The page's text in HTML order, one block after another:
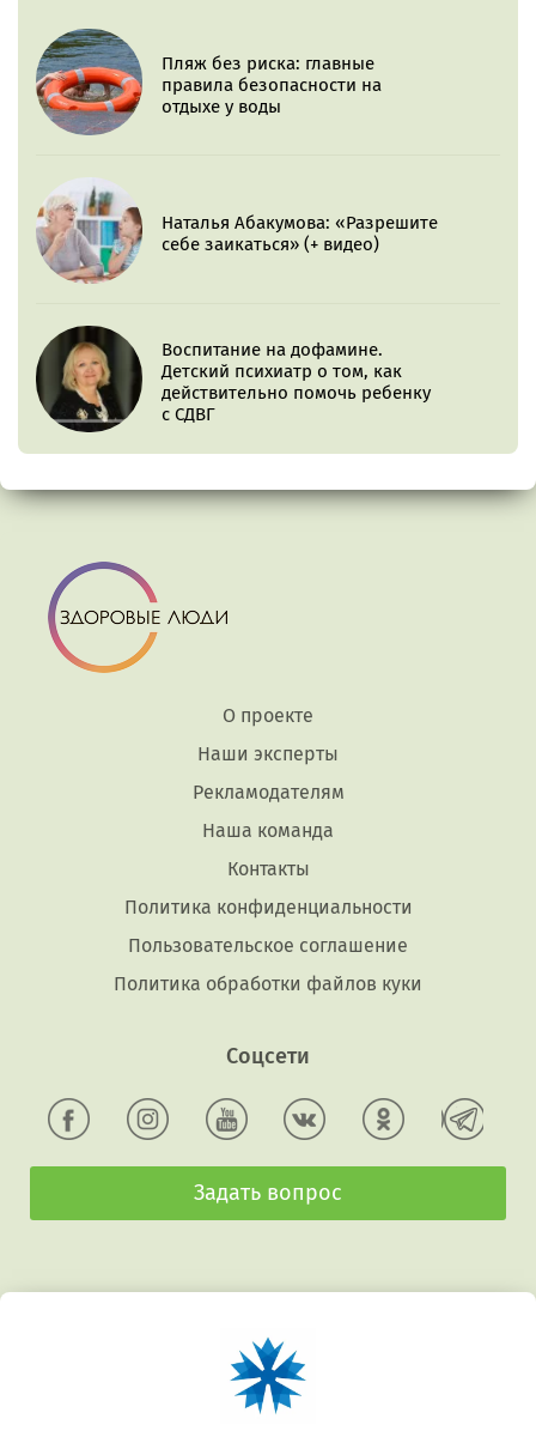
Пляж без риска: главные
правила безопасности на
отдыхе у воды
Наталья Абакумова: «Разрешите
себе заикаться» (+ видео)
Воспитание на дофамине.
Детский психиатр о том, как
действительно помочь ребенку
с СДВГ
О проекте
Наши эксперты
Рекламодателям
Наша команда
Контакты
Политика конфиденциальности
Пользовательское соглашение
Политика обработки файлов куки
Соцсети
Задать вопрос